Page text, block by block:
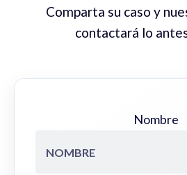
Comparta su caso y
contactará lo
Nombre